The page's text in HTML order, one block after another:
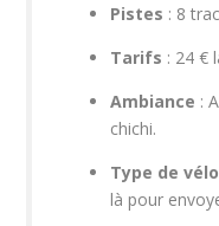
Pistes : 8
Tarifs : 24 €
Ambiance :
chichi.
Type de vélo
là pour